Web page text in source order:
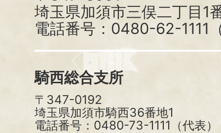
埼玉県加須市三俣二丁目1
電話番号：0480-62-1111
騎西総合支所
〒347-0192
埼玉県加須市騎西36番地1
電話番号：0480-73-1111（代表）